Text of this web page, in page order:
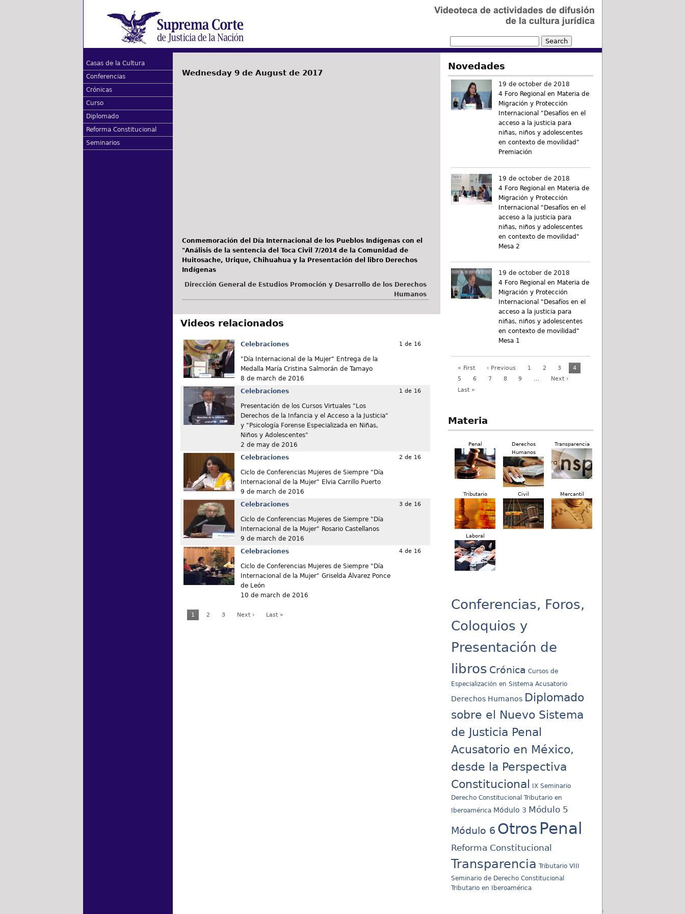
Casas de la Cultura
Conferencias
Crónicas
Curso
Diplomado
Reforma Constitucional
Seminarios
Wednesday 9 de August de 2017
Conmemoración del Día Internacional de los Pueblos Indígenas con el
"Análisis de la sentencia del Toca Civil 7/2014 de la Comunidad de
Huitosache, Urique, Chihuahua y la Presentación del libro Derechos
Indígenas
Dirección General de Estudios Promoción y Desarrollo de los Derechos
Humanos
Videos relacionados
Celebraciones
"Día Internacional de la Mujer" Entrega de la
Medalla María Cristina Salmorán de Tamayo
8 de march de 2016
1 de 16
Celebraciones
Presentación de los Cursos Virtuales "Los
Derechos de la Infancia y el Acceso a la Justicia"
y "Psicología Forense Especializada en Niñas,
Niños y Adolescentes"
2 de may de 2016
1 de 16
Celebraciones
Ciclo de Conferencias Mujeres de Siempre "Día
Internacional de la Mujer" Elvia Carrillo Puerto
9 de march de 2016
2 de 16
Celebraciones
Ciclo de Conferencias Mujeres de Siempre "Día
Internacional de la Mujer" Rosario Castellanos
9 de march de 2016
3 de 16
Celebraciones
Ciclo de Conferencias Mujeres de Siempre "Día
Internacional de la Mujer" Griselda Álvarez Ponce
de León
10 de march de 2016
4 de 16
1 2 3 Next › Last »
Novedades
19 de october de 2018
4 Foro Regional en Materia de
Migración y Protección
Internacional "Desafíos en el
acceso a la justicia para
niñas, niños y adolescentes
en contexto de movilidad"
Premiación
19 de october de 2018
4 Foro Regional en Materia de
Migración y Protección
Internacional "Desafíos en el
acceso a la justicia para
niñas, niños y adolescentes
en contexto de movilidad"
Mesa 2
19 de october de 2018
4 Foro Regional en Materia de
Migración y Protección
Internacional "Desafíos en el
acceso a la justicia para
niñas, niños y adolescentes
en contexto de movilidad"
Mesa 1
« First ‹ Previous 1 2 3
4
5
6 7 8 9 …
Next ›
Last »
Materia
Penal
Derechos
Humanos
Transparencia
Tributario Civil Mercantil
Laboral
Conferencias, Foros,
Coloquios y
Presentación de
libros Crónica Cursos de
Especialización en Sistema Acusatorio
Derechos Humanos Diplomado
sobre el Nuevo Sistema
de Justicia Penal
Acusatorio en México,
desde la Perspectiva
Constitucional
IX Seminario
Derecho Constitucional Tributario en
Iberoamérica Módulo 3 Módulo 5
Módulo 6 Otros Penal
Reforma Constitucional
Transparencia Tributario VIII
Seminario de Derecho Constitucional
Tributario en Iberoamérica